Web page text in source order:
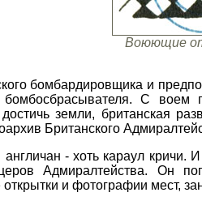
Воюющие
бомбардировщика и
С воем
земли, британская
Британского
- хоть караул
Адмиралтейства. Он
и фотографии мест,